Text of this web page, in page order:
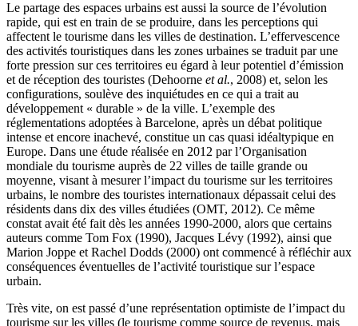
Le partage des espaces urbains est aussi la source de l’évolution
rapide, qui est en train de se produire, dans les perceptions qui
affectent le tourisme dans les villes de destination. L’effervescence
des activités touristiques dans les zones urbaines se traduit par une
forte pression sur ces territoires eu égard à leur potentiel d’émission
et de réception des touristes (Dehoorne et al., 2008) et, selon les
configurations, soulève des inquiétudes en ce qui a trait au
développement « durable » de la ville. L’exemple des
réglementations adoptées à Barcelone, après un débat politique
intense et encore inachevé, constitue un cas quasi idéaltypique en
Europe. Dans une étude réalisée en 2012 par l’Organisation
mondiale du tourisme auprès de 22 villes de taille grande ou
moyenne, visant à mesurer l’impact du tourisme sur les territoires
urbains, le nombre des touristes internationaux dépassait celui des
résidents dans dix des villes étudiées (OMT, 2012). Ce même
constat avait été fait dès les années 1990-2000, alors que certains
auteurs comme Tom Fox (1990), Jacques Lévy (1992), ainsi que
Marion Joppe et Rachel Dodds (2000) ont commencé à réfléchir aux
conséquences éventuelles de l’activité touristique sur l’espace
urbain.
Très vite, on est passé d’une représentation optimiste de l’impact du
tourisme sur les villes (le tourisme comme source de revenus, mais